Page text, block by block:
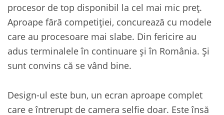
procesor de top disponibil la cel mai mic preț.
Aproape fără competiției, concurează cu modele
care au procesoare mai slabe. Din fericire au
adus terminalele în continuare și în România. Și
sunt convins că se vând bine.
Design-ul este bun, un ecran aproape complet
care e întrerupt de camera selfie doar. Este însă